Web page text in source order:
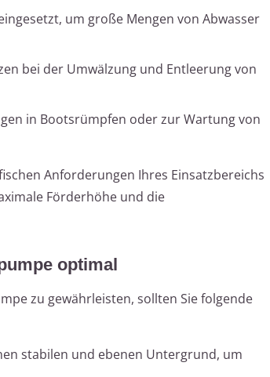
um große Mengen von Abwasser
bei der Umwälzung und Entleerung von
in Bootsrümpfen oder zur Wartung von
Anforderungen Ihres Einsatzbereichs
Förderhöhe und die
optimal
zu gewährleisten, sollten Sie folgende
stabilen und ebenen Untergrund, um